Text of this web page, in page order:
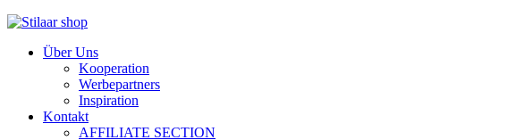
Über Uns
Kooperation
Werbepartners
Inspiration
Kontakt
AFFILIATE SECTION